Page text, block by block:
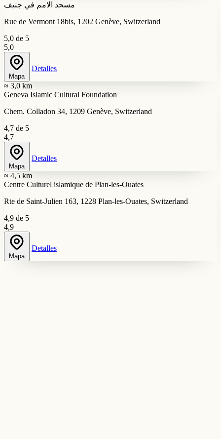
مسجد الامم في جنيف
Rue de Vermont 18bis, 1202 Genève, Switzerland
5,0 de 5
5,0
Mapa
Detalles
≈ 3,0 km
Geneva Islamic Cultural Foundation
Chem. Colladon 34, 1209 Genève, Switzerland
4,7 de 5
4,7
Mapa
Detalles
≈ 4,5 km
Centre Culturel islamique de Plan-les-Ouates
Rte de Saint-Julien 163, 1228 Plan-les-Ouates, Switzerland
4,9 de 5
4,9
Mapa
Detalles